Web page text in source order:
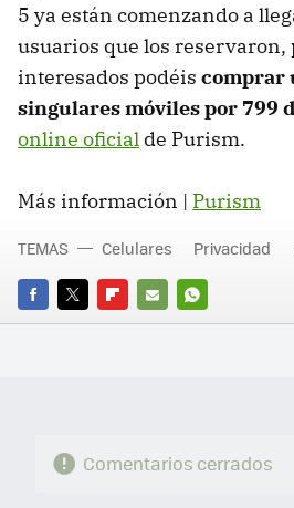
5 ya están comenzando a
usuarios que los reservaron,
interesados podéis comprar
singulares móviles por 799
online oficial de Purism.
Más información | Purism
FACEBOOK
TWITTERFLIPBOARD
E-
WHATSAPP
TEMAS Celulares Privacidad
Comentarios cerrados